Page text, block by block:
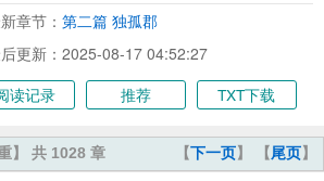
章节： 第二篇 独孤郡
更新：2025-08-17 04:52:27
读记录 推荐 TXT下载
【下一页】 【尾页】
】 共 1028 章